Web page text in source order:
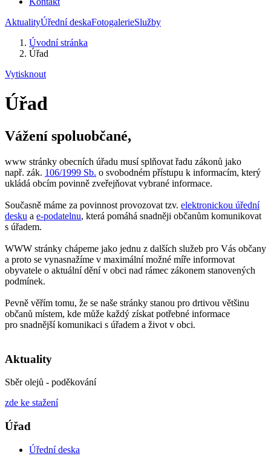
AktualityÚřední deskaFotogalerieSlužby
Úvodní stránka
Úřad
Vytisknout
Úřad
Vážení spoluobčané,
www stránky obecních úřadu musí splňovat řadu zákonů jako
např. zák. 106/1999 Sb. o svobodném přístupu k informacím, který
ukládá obcím povinně zveřejňovat vybrané informace.
Současně máme za povinnost provozovat tzv. elektronickou úřední
desku a e-podatelnu, která pomáhá snadněji občanům komunikovat
s úřadem.
WWW stránky chápeme jako jednu z dalších služeb pro Vás občany
a proto se vynasnažíme v maximální možné míře informovat
obyvatele o aktuální dění v obci nad rámec zákonem stanovených
podmínek.
Pevně věřím tomu, že se naše stránky stanou pro drtivou většinu
občanů místem, kde může každý získat potřebné informace
pro snadnější komunikaci s úřadem a život v obci.
Aktuality
Sběr olejů - poděkování
zde ke stažení
Úřad
Úřední deska